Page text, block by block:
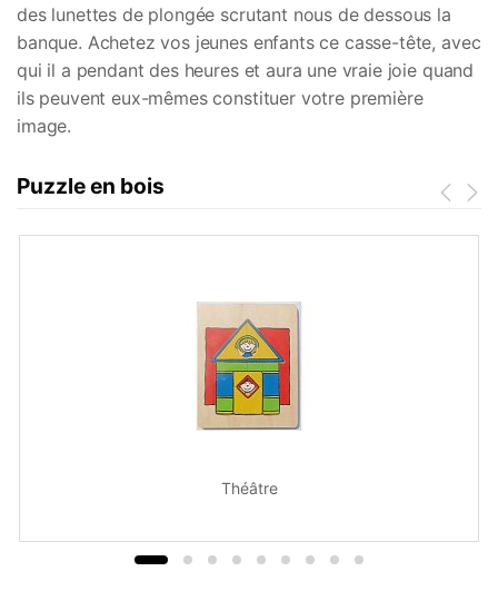
des lunettes de plongée scrutant nous de dessous la
banque. Achetez vos jeunes enfants ce casse-tête, avec
qui il a pendant des heures et aura une vraie joie quand
ils peuvent eux-mêmes constituer votre première
image.
Puzzle en bois
Théâtre